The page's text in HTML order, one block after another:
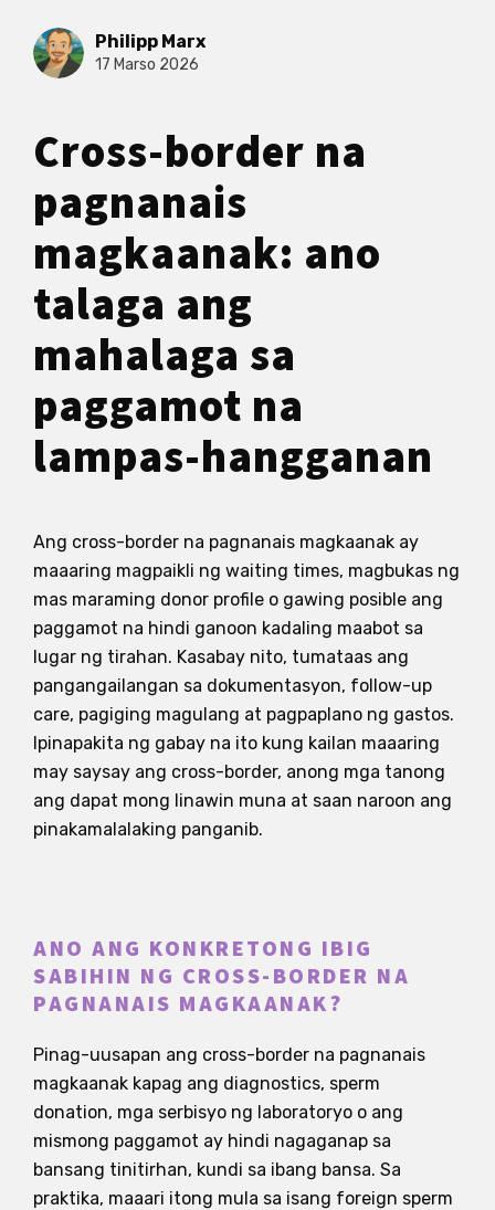
Philipp Marx
17 Marso 2026
Cross-border na
pagnanais
magkaanak: ano
talaga ang
mahalaga sa
paggamot na
lampas-hangganan
Ang cross-border na pagnanais magkaanak ay
maaaring magpaikli ng waiting times, magbukas ng
mas maraming donor profile o gawing posible ang
paggamot na hindi ganoon kadaling maabot sa
lugar ng tirahan. Kasabay nito, tumataas ang
pangangailangan sa dokumentasyon, follow-up
care, pagiging magulang at pagpaplano ng gastos.
Ipinapakita ng gabay na ito kung kailan maaaring
may saysay ang cross-border, anong mga tanong
ang dapat mong linawin muna at saan naroon ang
pinakamalalaking panganib.
ANO ANG KONKRETONG IBIG
SABIHIN NG CROSS-BORDER NA
PAGNANAIS MAGKAANAK?
Pinag-uusapan ang cross-border na pagnanais
magkaanak kapag ang diagnostics, sperm
donation, mga serbisyo ng laboratoryo o ang
mismong paggamot ay hindi nagaganap sa
bansang tinitirhan, kundi sa ibang bansa. Sa
praktika, maaari itong mula sa isang foreign sperm